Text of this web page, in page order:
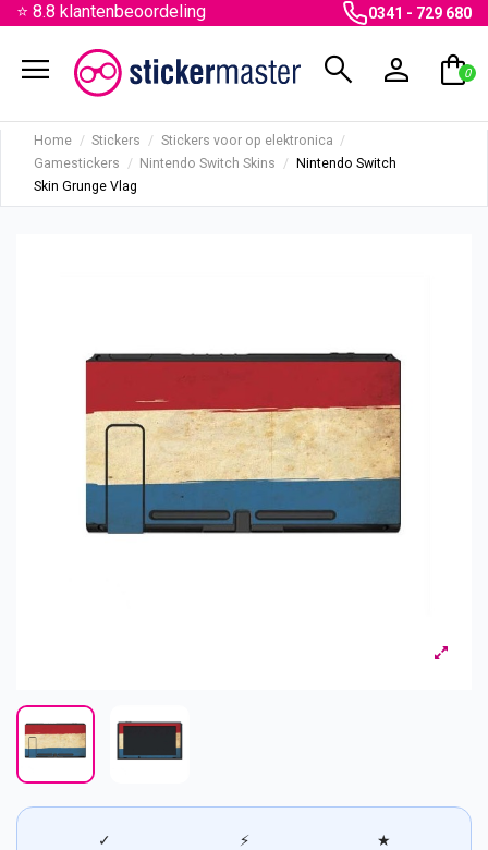
⭐ 8.8 klantenbeoordeling 0341 - 729 680
menu search person shopping_bag
0
Home Stickers
Stickers voor op elektronica
Gamestickers
Nintendo Switch Skins
Nintendo Switch
Skin Grunge Vlag
✓
⚡
★